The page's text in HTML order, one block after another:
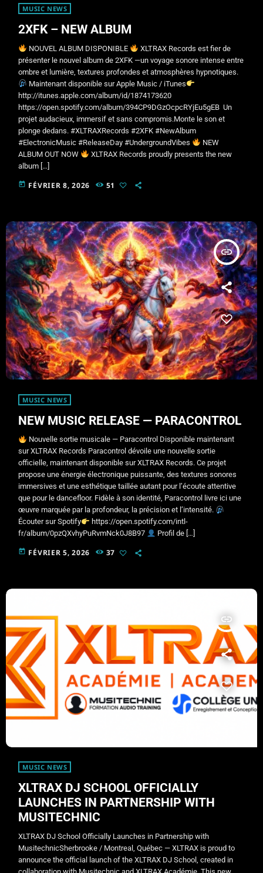
MUSIC NEWS
2XFK – NEW ALBUM
NOUVEL ALBUM DISPONIBLE
XLTRAX Records est fier de
présenter le nouvel album de 2XFK —un voyage sonore intense entre
ombre et lumière, textures profondes et atmosphères hypnotiques.
Maintenant disponible sur Apple Music / iTunes
http://itunes.apple.com/album/id/1874173620
https://open.spotify.com/album/394CP9DGzOcpcRYjEu5gEB Un
projet audacieux, immersif et sans compromis.Monte le son et
plonge dedans. #XLTRAXRecords #2XFK #NewAlbum
#ElectronicMusic #ReleaseDay #UndergroundVibes
NEW
ALBUM OUT NOW
XLTRAX Records proudly presents the new
album […]
today FÉVRIER 8, 2026 51
insert_link
MUSIC NEWS
NEW MUSIC RELEASE — PARACONTROL
Nouvelle sortie musicale — Paracontrol Disponible maintenant
sur XLTRAX Records Paracontrol dévoile une nouvelle sortie
officielle, maintenant disponible sur XLTRAX Records. Ce projet
propose une énergie électronique puissante, des textures sonores
immersives et une esthétique taillée autant pour l’écoute attentive
que pour le dancefloor. Fidèle à son identité, Paracontrol livre ici une
œuvre marquée par la profondeur, la précision et l’intensité.
Écouter sur Spotify
https://open.spotify.com/intl-
fr/album/0pzQXvhyPuRvmNck0J8B97
Profil de […]
today FÉVRIER 5, 2026 37
insert_link
MUSIC NEWS
XLTRAX DJ SCHOOL OFFICIALLY
LAUNCHES IN PARTNERSHIP WITH
MUSITECHNIC
XLTRAX DJ School Officially Launches in Partnership with
MusitechnicSherbrooke / Montreal, Québec — XLTRAX is proud to
announce the official launch of the XLTRAX DJ School, created in